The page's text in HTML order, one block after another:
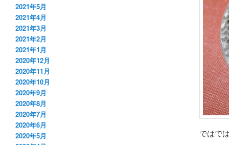
ではで
2021年5月
2021年4月
2021年3月
2021年2月
2021年1月
2020年12月
2020年11月
2020年10月
2020年9月
2020年8月
2020年7月
2020年6月
2020年5月